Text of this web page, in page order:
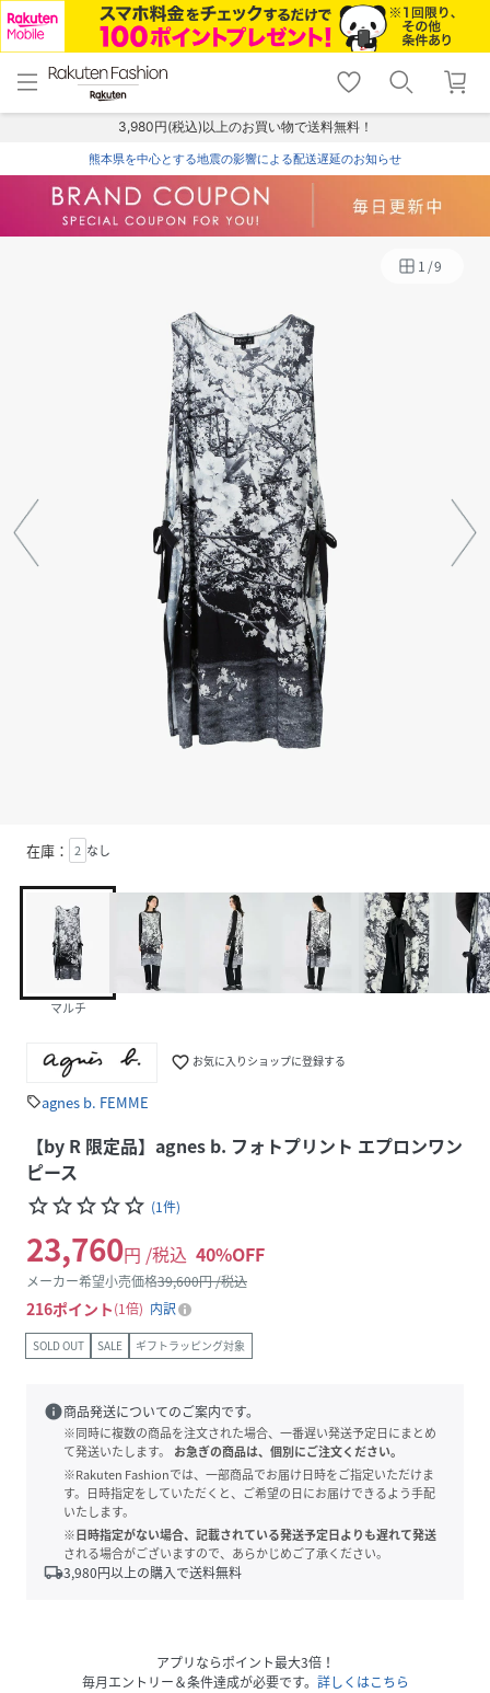
menu home
トップ
shopping_cart lock_outline
ログイン
3,980円(税込)以上のお買い物で送料無料！
熊本県を中心とする地震の影響による配送遅延のお知らせ
1 /9
在庫： 2 なし
マルチ
favorite_border お気に入りショップに登録する
sellagnes b. FEMME
【by R 限定品】agnes b. フォトプリント エプロンワン
ピース
star_borderstar_borderstar_borderstar_borderstar_border (1件)
23,760円 /税込 40%OFF
メーカー希望小売価格39,600円 /税込
216ポイント 1倍 内訳
SOLD OUT SALE ギフトラッピング対象
info商品発送についてのご案内です。
※同時に複数の商品を注文された場合、一番遅い発送予定日にまとめ
て発送いたします。
お急ぎの商品は、個別にご注文ください。
※Rakuten Fashionでは、一部商品でお届け日時をご指定いただけま
す。日時指定をしていただくと、ご希望の日にお届けできるよう手配
いたします。
※日時指定がない場合、記載されている発送予定日よりも遅れて発送
される場合がございますので、あらかじめご了承ください。
local_shipping3,980円以上の購入で送料無料
アプリならポイント最大3倍！
毎月エントリー＆条件達成が必要です。 詳しくはこちら